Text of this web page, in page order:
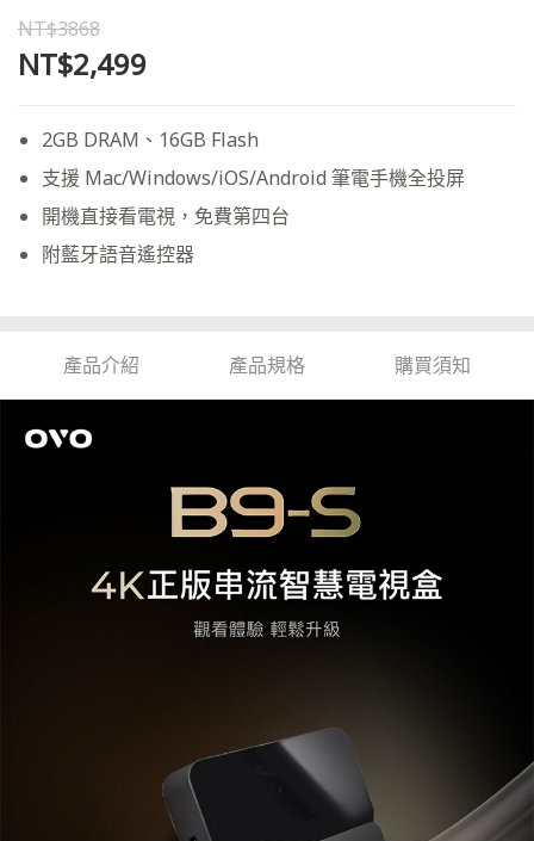
NT$3868
NT$2,499
2GB DRAM、16GB Flash
支援 Mac/Windows/iOS/Android 筆電手機全投屏
開機直接看電視，免費第四台
附藍牙語音遙控器
產品介紹 產品規格 購買須知